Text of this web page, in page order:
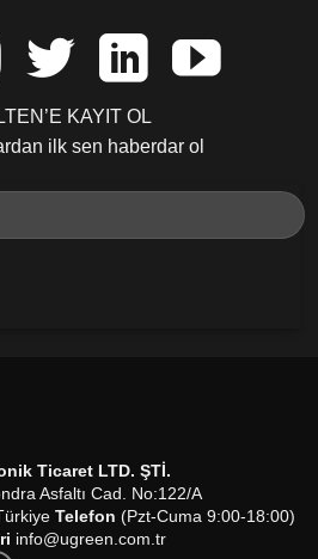
KAYIT OL
ilk sen haberdar ol
Ticaret LTD. ŞTİ.
Asfaltı Cad. No:122/A
Telefon (Pzt-Cuma 9:00-18:00)
info@ugreen.com.tr